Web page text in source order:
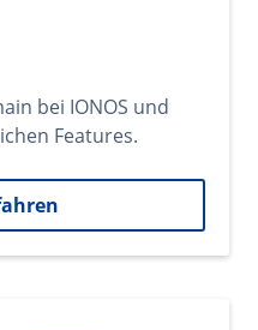
bei IONOS und
Features.